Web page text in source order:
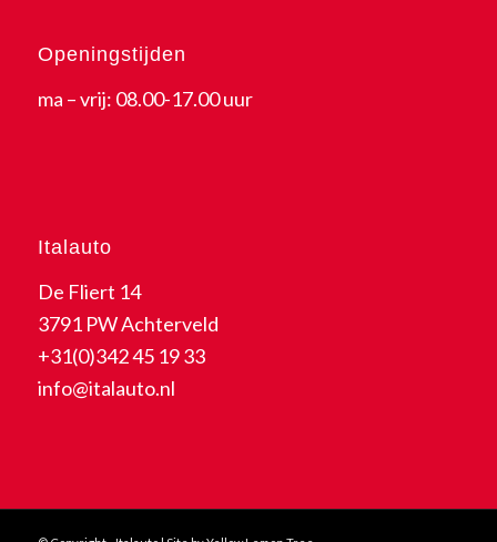
Openingstijden
ma – vrij: 08.00-17.00 uur
Italauto
De Fliert 14
3791 PW Achterveld
+31(0)342 45 19 33
info@italauto.nl